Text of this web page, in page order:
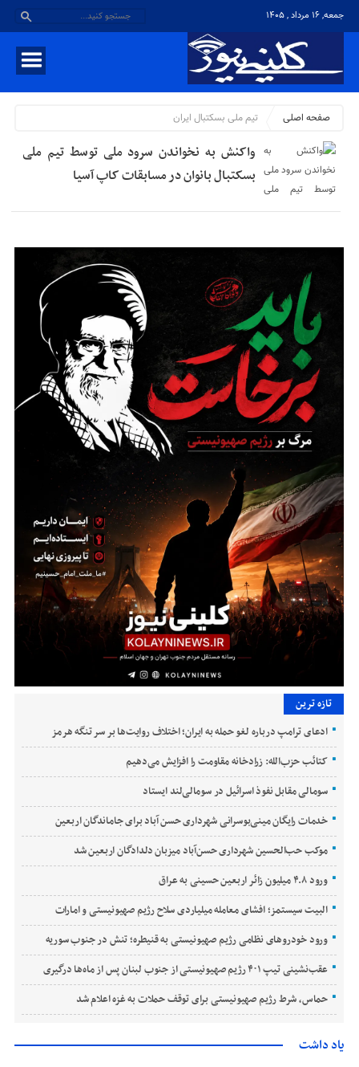
جمعه, ۱۶ مرداد , ۱۴۰۵
صفحه اصلی تیم ملی بسکتبال ایران
واکنش به نخواندن سرود ملی توسط تیم ملی
بسکتبال بانوان در مسابقات کاپ آسیا
تازه ترین
ادعای ترامپ درباره لغو حمله به ایران؛ اختلاف روایت‌ها بر سر تنگه هرمز
کتائب حزب‌الله: زرادخانه مقاومت را افزایش می‌دهیم
سومالی مقابل نفوذ اسرائیل در سومالی‌لند ایستاد
خدمات رایگان مینی‌بوسرانی شهرداری حسن‌ آباد برای جاماندگان اربعین
موکب حب‌الحسین شهرداری حسن‌آباد میزبان دلدادگان اربعین شد
ورود ۴.۸ میلیون زائر اربعین حسینی به عراق
البیت سیستمز؛ افشای معامله میلیاردی سلاح رژیم صهیونیستی و امارات
ورود خودروهای نظامی رژیم صهیونیستی به قنیطره؛ تنش در جنوب سوریه
عقب‌نشینی تیپ ۴۰۱ رژیم صهیونیستی از جنوب لبنان پس از ماه‌ها درگیری
حماس، شرط رژیم صهیونیستی برای توقف حملات به غزه اعلام شد
یاد داشت